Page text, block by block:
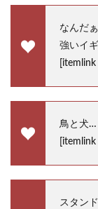
なんだ
強いイ
鳥と犬…
スタン